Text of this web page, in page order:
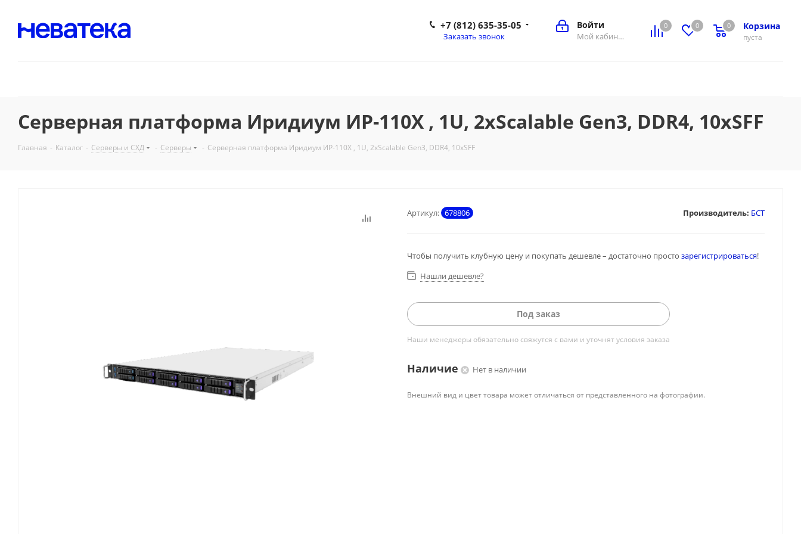
0 0 Корзина
0
пуста
0
Войти
Мой кабинет
+7 (812) 635-35-05
Заказать звонок
Серверная платформа Иридиум ИР-110Х , 1U, 2xScalable Gen3, DDR4, 10xSFF
Главная - Каталог - Серверы и СХД - Серверы - Серверная платформа Иридиум ИР-110Х , 1U, 2xScalable Gen3, DDR4, 10xSFF
Артикул: 678806 Производитель: БСТ
Чтобы получить клубную цену и покупать дешевле – достаточно просто зарегистрироваться!
Нашли дешевле?
Под заказ
Наши менеджеры обязательно свяжутся с вами и уточнят условия заказа
Наличие Нет в наличии
Внешний вид и цвет товара может отличаться от представленного на фотографии.